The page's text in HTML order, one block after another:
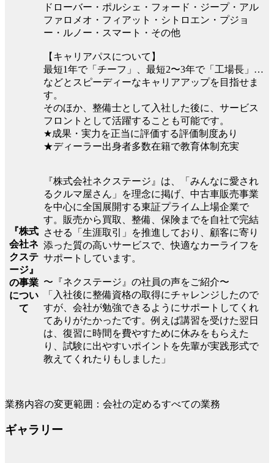
ドローバー・ポルシェ・フォード・ジープ・アル
ファロメオ・フィアット・シトロエン・プジョ
ー・ルノー・スマート・その他
【キャリアパスについて】
最短1年で「チーフ」、最短2〜3年で「工場長」…
などとスピーディーなキャリアアップを目指せま
す。
そのほか、整備士として入社した後に、サービス
フロントとして活躍することも可能です。
★成果・実力を正当に評価する評価制度あり
★ディーラー出身者多数在籍で教育体制充実
『株式
会社ネ
クステ
ージ』
の事業
につい
て
『株式会社ネクステージ』は、「みんなに愛され
るクルマ屋さん」を理念に掲げ、中古車販売事業
を中心に全国展開する東証プライム上場企業で
す。販売から買取、整備、保険までを自社で完結
させる「生涯取引」を推進しており、顧客に寄り
添った質の高いサービスで、快適なカーライフを
サポートしています。
〜『ネクステージ』の社員の声をご紹介〜
「入社後に整備資格の取得にチャレンジしたので
すが、会社が勉強できるようにサポートしてくれ
てありがたかったです。例えば講習を受けた翌日
は、復習に時間を費やすために休みをもらえた
り、試験に出やすいポイントを先輩が実践形式で
教えてくれたりもしました」
業務内容の変更範囲：会社の定めるすべての業務
ギャラリー